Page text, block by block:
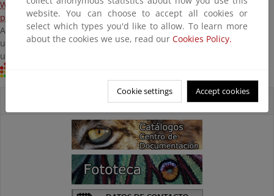
Web
Facebook/Twitter/Pinterest /Instagram
presour@uvigo.es(préstamo)
Acceso: Comunidad
universitaria y
usuarios autorizados
website. You can choose to accept all cookies or
select which types you'd like to allow. To learn more
about the cookies we use, read our Cookies Policy.
Cookie settings Accept cookies